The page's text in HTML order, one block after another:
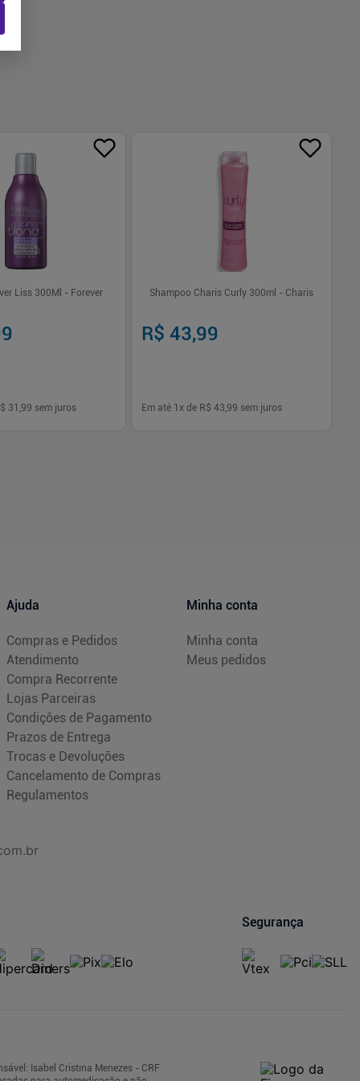
Liss 300Ml - Forever
31,99 sem juros
Shampoo Charis Curly 300ml - Charis
R$ 43,99
Em até 1 x de R$ 43,99 sem juros
Ajuda
Compras e Pedidos
Atendimento
Compra Recorrente
Lojas Parceiras
Condições de Pagamento
Prazos de Entrega
Trocas e Devoluções
Cancelamento de Compras
Regulamentos
Minha conta
Minha conta
Meus pedidos
Segurança
Isabel Cristina Menezes - CRF